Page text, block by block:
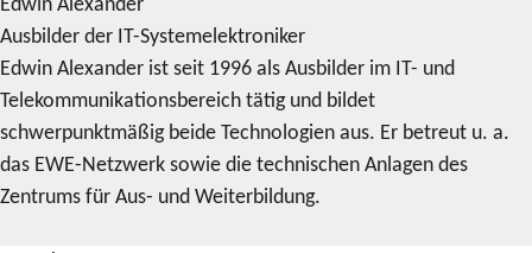
Edwin Alexander
Ausbilder der IT-Systemelektroniker
Edwin Alexander ist seit 1996 als Ausbilder im IT- und
Telekommunikationsbereich tätig und bildet
schwerpunktmäßig beide Technologien aus. Er betreut u. a.
das EWE-Netzwerk sowie die technischen Anlagen des
Zentrums für Aus- und Weiterbildung.